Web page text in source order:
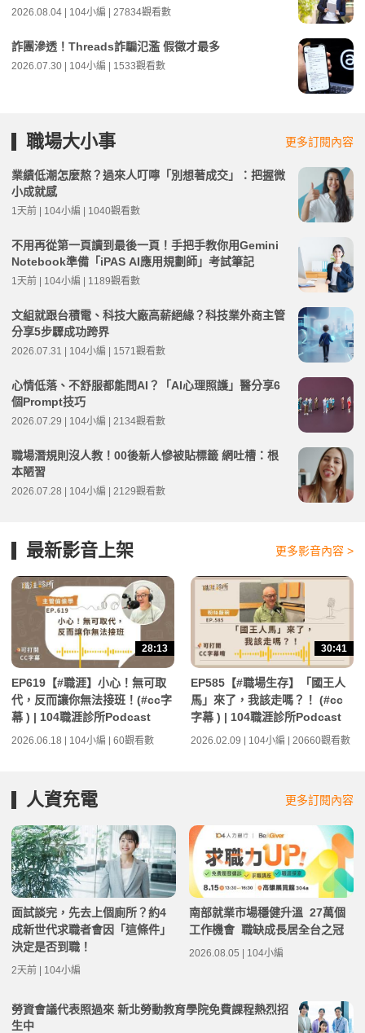
2026.08.04 | 104小編 | 27834觀看數
詐團滲透！Threads詐騙氾濫 假徵才最多
2026.07.30 | 104小編 | 1533觀看數
職場大小事 更多訂閱內容
業績低潮怎麼熬？過來人叮嚀「別想著成交」：把握微
小成就感
1天前 | 104小編 | 1040觀看數
不用再從第一頁讀到最後一頁！手把手教你用Gemini
Notebook準備「iPAS AI應用規劃師」考試筆記
1天前 | 104小編 | 1189觀看數
文組就跟台積電、科技大廠高薪絕緣？科技業外商主管
分享5步驟成功跨界
2026.07.31 | 104小編 | 1571觀看數
心情低落、不舒服都能問AI？「AI心理照護」醫分享6
個Prompt技巧
2026.07.29 | 104小編 | 2134觀看數
職場潛規則沒人教！00後新人慘被貼標籤 網吐槽：根
本陋習
2026.07.28 | 104小編 | 2129觀看數
最新影音上架 更多影音內容 >
28:13
EP619【#職涯】小心！無可取
代，反而讓你無法接班！(#cc字
幕 ) | 104職涯診所Podcast
2026.06.18 | 104小編 | 60觀看數
30:41
EP585【#職場生存】「國王人
馬」來了，我該走嗎？！ (#cc
字幕 ) | 104職涯診所Podcast
2026.02.09 | 104小編 | 20660觀看數
人資充電 更多訂閱內容
面試談完，先去上個廁所？約4
成新世代求職者會因「這條件」
決定是否到職！
2天前 | 104小編
南部就業市場穩健升溫 27萬個
工作機會 職缺成長居全台之冠
2026.08.05 | 104小編
勞資會議代表照過來 新北勞動教育學院免費課程熱烈招
生中